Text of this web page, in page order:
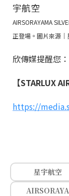
AIRSORAYAMA
正登場。圖片來源｜
欣傳媒提醒您
【STARLUX
https://
星宇航空